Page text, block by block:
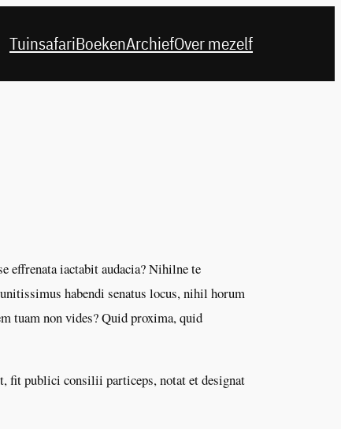
TuinsafariBoekenArchiefOver mezelf
effrenata iactabit audacia? Nihilne te
habendi senatus locus, nihil horum
tuam non vides? Quid proxima, quid
fit publici consilii particeps, notat et designat